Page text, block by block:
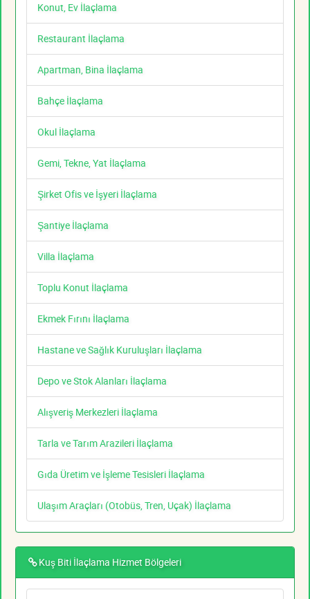
Konut, Ev İlaçlama
Restaurant İlaçlama
Apartman, Bina İlaçlama
Bahçe İlaçlama
Okul İlaçlama
Gemi, Tekne, Yat İlaçlama
Şirket Ofis ve İşyeri İlaçlama
Şantiye İlaçlama
Villa İlaçlama
Toplu Konut İlaçlama
Ekmek Fırını İlaçlama
Hastane ve Sağlık Kuruluşları İlaçlama
Depo ve Stok Alanları İlaçlama
Alışveriş Merkezleri İlaçlama
Tarla ve Tarım Arazileri İlaçlama
Gıda Üretim ve İşleme Tesisleri İlaçlama
Ulaşım Araçları (Otobüs, Tren, Uçak) İlaçlama
Kuş Biti İlaçlama Hizmet Bölgeleri